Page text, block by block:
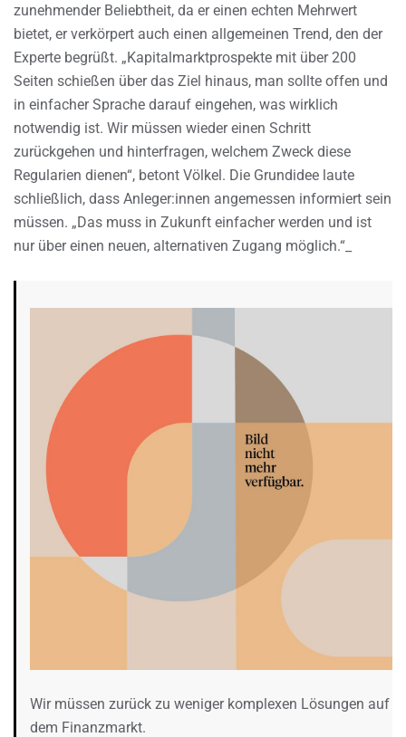
zunehmender Beliebtheit, da er einen echten Mehrwert
bietet, er verkörpert auch einen allgemeinen Trend, den der
Experte begrüßt. „Kapitalmarktprospekte mit über 200
Seiten schießen über das Ziel hinaus, man sollte offen und
in einfacher Sprache darauf eingehen, was wirklich
notwendig ist. Wir müssen wieder einen Schritt
zurückgehen und hinterfragen, welchem Zweck diese
Regularien dienen“, betont Völkel. Die Grundidee laute
schließlich, dass Anleger:innen angemessen informiert sein
müssen. „Das muss in Zukunft einfacher werden und ist
nur über einen neuen, alternativen Zugang möglich.“_
Wir müssen zurück zu weniger komplexen Lösungen auf
dem Finanzmarkt.